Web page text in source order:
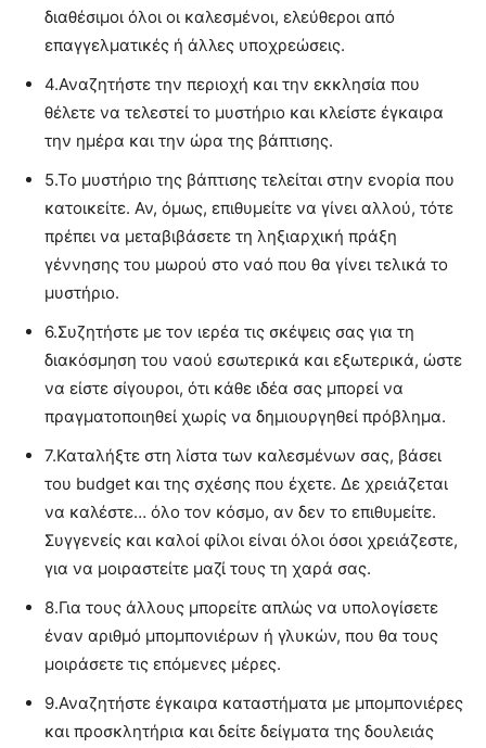
διαθέσιμοι όλοι οι καλεσμένοι, ελεύθεροι από
επαγγελματικές ή άλλες υποχρεώσεις.
4.Αναζητήστε την περιοχή και την εκκλησία που
θέλετε να τελεστεί το μυστήριο και κλείστε έγκαιρα
την ημέρα και την ώρα της βάπτισης.
5.Το μυστήριο της βάπτισης τελείται στην ενορία που
κατοικείτε. Αν, όμως, επιθυμείτε να γίνει αλλού, τότε
πρέπει να μεταβιβάσετε τη ληξιαρχική πράξη
γέννησης του μωρού στο ναό που θα γίνει τελικά το
μυστήριο.
6.Συζητήστε με τον ιερέα τις σκέψεις σας για τη
διακόσμηση του ναού εσωτερικά και εξωτερικά, ώστε
να είστε σίγουροι, ότι κάθε ιδέα σας μπορεί να
πραγματοποιηθεί χωρίς να δημιουργηθεί πρόβλημα.
7.Καταλήξτε στη λίστα των καλεσμένων σας, βάσει
του budget και της σχέσης που έχετε. Δε χρειάζεται
να καλέστε… όλο τον κόσμο, αν δεν το επιθυμείτε.
Συγγενείς και καλοί φίλοι είναι όλοι όσοι χρειάζεστε,
για να μοιραστείτε μαζί τους τη χαρά σας.
8.Για τους άλλους μπορείτε απλώς να υπολογίσετε
έναν αριθμό μπομπονιέρων ή γλυκών, που θα τους
μοιράσετε τις επόμενες μέρες.
9.Αναζητήστε έγκαιρα καταστήματα με μπομπονιέρες
και προσκλητήρια και δείτε δείγματα της δουλειάς